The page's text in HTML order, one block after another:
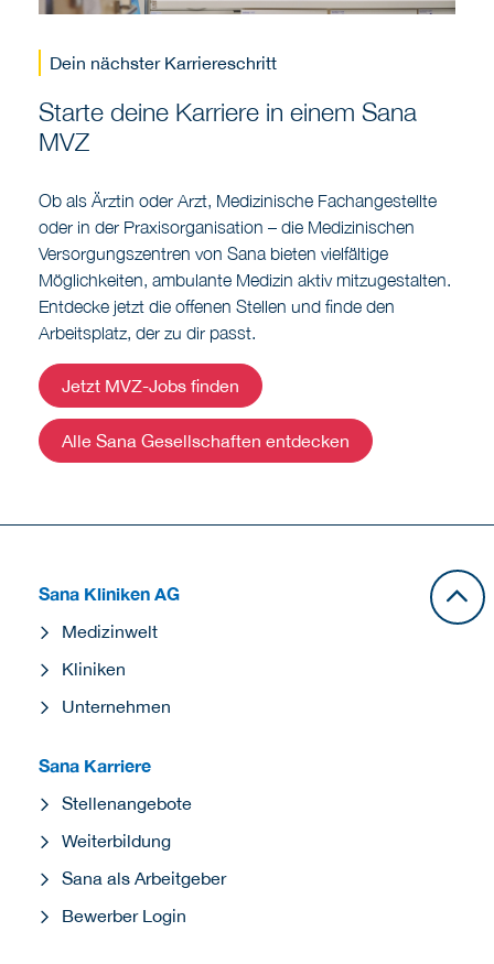
Dein nächster Karriereschritt
Starte deine Karriere in einem Sana
MVZ
Ob als Ärztin oder Arzt, Medizinische Fachangestellte
oder in der Praxisorganisation – die Medizinischen
Versorgungszentren von Sana bieten vielfältige
Möglichkeiten, ambulante Medizin aktiv mitzugestalten.
Entdecke jetzt die offenen Stellen und finde den
Arbeitsplatz, der zu dir passt.
Jetzt MVZ-Jobs finden
Alle Sana Gesellschaften entdecken
Sana Kliniken AG
Medizinwelt
Kliniken
Unternehmen
Sana Karriere
Stellenangebote
Weiterbildung
Sana als Arbeitgeber
Bewerber Login